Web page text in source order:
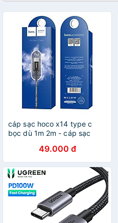
cáp sạc hoco x14 type c
bọc dù 1m 2m - cáp sạc
oppo xiaomi giao mầu ngẫu
nhiên hàng chính hãng
49.000 đ